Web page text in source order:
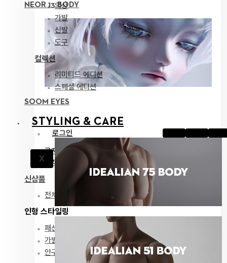
NEOR 13 BODY
SOOM EYES
STYLING & CARE
로그인
X
공지
고객지원
신상품
전체 보기
인형 스타일링
패션
가발
안구
의상
가발
신발
도구
컬렉션
리미티드 에디션
스페셜 에디션